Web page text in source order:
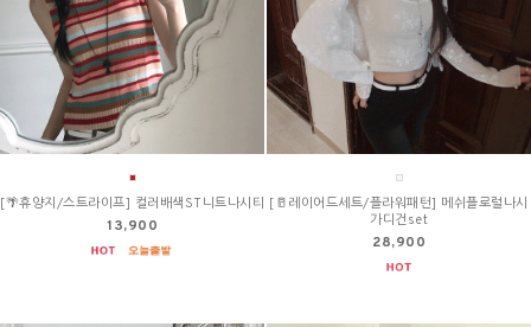
[🌴휴양지/스트라이프] 컬러배색ST니트나시티
13,900
[🥛레이어드세트/플라워패턴] 메쉬플로럴나시
가디건set
28,900